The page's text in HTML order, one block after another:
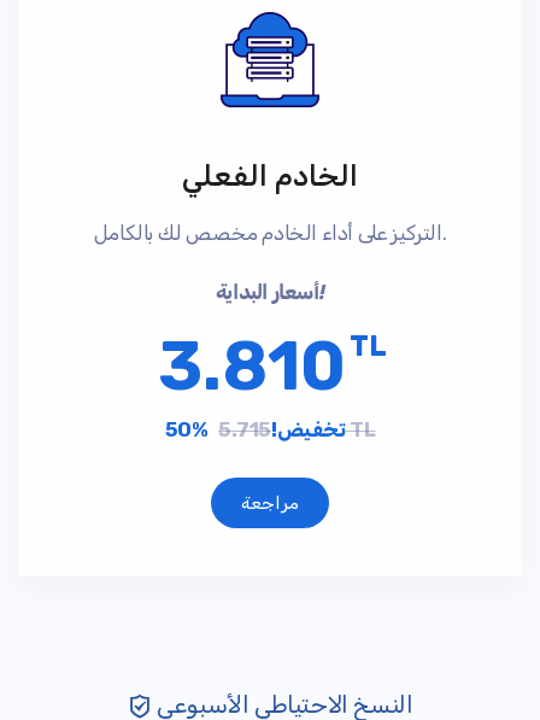
الخادم الفعلي
التركيز على أداء الخادم مخصص لك بالكامل.
أسعار البداية!
3.810 TL
50% تخفيض!5.715 TL
مراجعة
النسخ الاحتياطي الأسبوعي